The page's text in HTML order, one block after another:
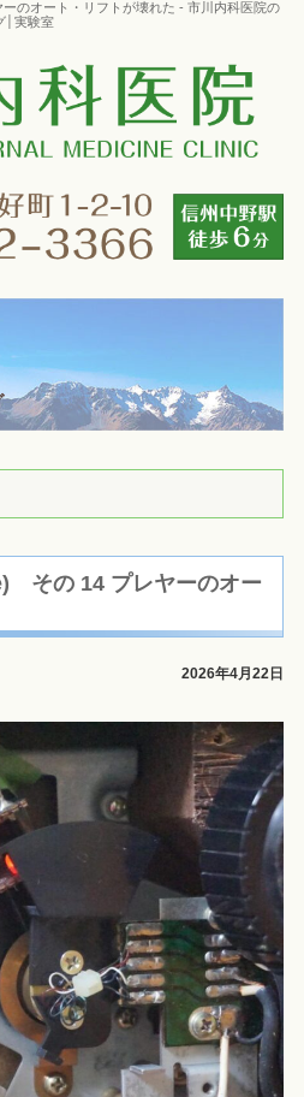
のオート・リフトが壊れた - 市川内科医院の
│実験室
その 14 プレヤーのオー
2026年4月22日